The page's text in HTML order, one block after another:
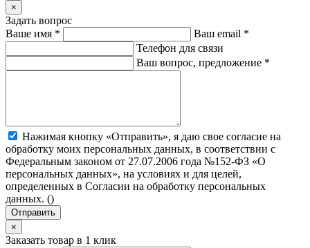
×
Задать вопрос
Ваше имя * Ваш email *
Телефон для связи
Ваш вопрос, предложение *
Нажимая кнопку «Отправить», я даю свое согласие на
обработку моих персональных данных, в соответствии с
Федеральным законом от 27.07.2006 года №152-ФЗ «О
персональных данных», на условиях и для целей,
определенных в Согласии на обработку персональных
данных. ()
Отправить
×
Заказать товар в 1 клик